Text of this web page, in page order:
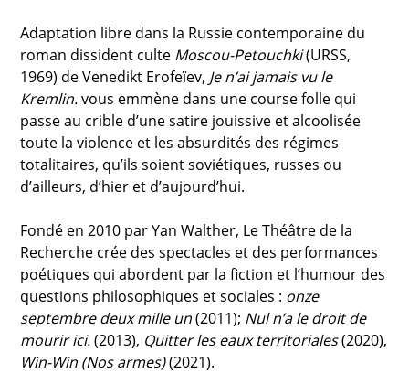
Adaptation libre dans la Russie contemporaine du
roman dissident culte Moscou-Petouchki(URSS,
1969) de Venedikt Erofeïev, Je n’ai jamais vu le
Kremlin.vous emmène dans une course folle qui
passe au crible d’une satire jouissive et alcoolisée
toute la violence et les absurdités des régimes
totalitaires, qu’ils soient soviétiques, russes ou
d’ailleurs, d’hier et d’aujourd’hui.
Fondé en 2010 par Yan Walther, Le Théâtre de la
Recherche crée des spectacles et des performances
poétiques qui abordent par la fiction et l’humour des
questions philosophiques et sociales : onze
septembre deux mille un(2011); Nul n’a le droit de
mourir ici.(2013), Quitter les eaux territoriales(2020),
Win-Win (Nos armes)(2021).